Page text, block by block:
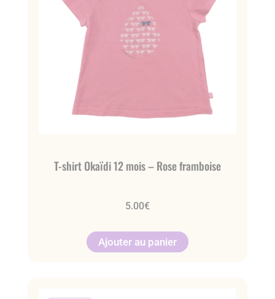
T-shirt Okaïdi 12 mois – Rose framboise
5.00€
Ajouter au panier